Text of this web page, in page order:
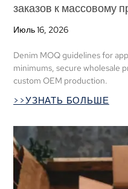
заказов к массовому
Июль 16, 2026
Denim MOQ guidelines for
minimums,secure wholesale
custom OEM production.
>>УЗНАТЬ БОЛЬШЕ